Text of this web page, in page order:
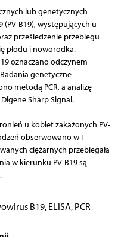
lub genetycznych
B19), występujących u
prześledzenie przebiegu
płodu i noworodka.
oznaczano odczynem
genetyczne
metodą PCR, a analizę
Sharp Signal.
u kobiet zakażonych PV-
obserwowano w I
ciężarnych przebiegała
w kierunku PV-B19 są
B19, ELISA, PCR